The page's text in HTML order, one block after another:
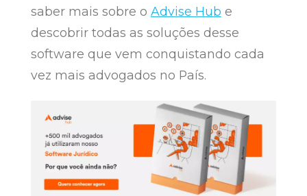
saber mais sobre o Advise Hub e
descobrir todas as soluções desse
software que vem conquistando cada
vez mais advogados no País.